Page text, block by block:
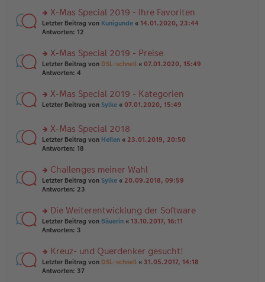
gB
ei
tr
g
n
g
el
e
n
er
tr
a
rs
te
n
g
el
e
n
ei
tr
a
X-Mas Special 2019 - Ihre Favoriten
Letzter Beitrag von Kunigunde « 14.01.2020, 23:44
Antworten: 12
rs
te
n
g
es
e
n
er
ei
tr
a
X-Mas Special 2019 - Preise
Letzter Beitrag von DSL-schnell « 07.01.2020, 15:49
Antworten: 4
rs
u
n
g
es
e
n
er
ei
tr
a
X-Mas Special 2019 - Kategorien
Letzter Beitrag von Sylke « 07.01.2020, 15:49
rs
te
n
g
el
e
n
er
tr
a
g
X-Mas Special 2018
Letzter Beitrag von Hellen « 23.01.2019, 20:50
Antworten: 18
rs
te
n
g
el
e
n
er
Challenges meiner Wahl
Letzter Beitrag von Sylke « 20.09.2018, 09:59
Antworten: 23
rs
te
n
g
el
Die Weiterentwicklung der Software
Letzter Beitrag von Bäuerin « 13.10.2017, 16:11
Antworten: 3
rs
te
Kreuz- und Querdenker gesucht!
Letzter Beitrag von DSL-schnell « 31.05.2017, 14:18
Antworten: 37